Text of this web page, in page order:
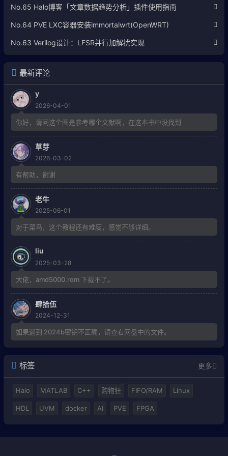
No.65 Halo博客「文章数据趋势分析」插件使用指南
No.64 PVE LXC容器安装immortalwrt(OpenWRT)
No.63 Verilog设计：LFSR并行加解扰实现
最新评论
y
2026-04-01
你好，请问这个图是参考哪个文献啊，在这本书中没找到
草芽
2026-03-02
有帮助，谢谢
老牛
2025-06-01
对于菜鸟，这个教程还有难度，感觉不够详细。
liu
2025-03-28
大佬，amd5000.rom 下载不了。
肆拾伍
2024-12-31
如果遇到 2024b密钥不正确，请查看网盘中的文件。
标签 更多
Halo MATLAB C++ 购物狂 FIFO/RAM Linux
HDL UVM docker AI PVE FPGA